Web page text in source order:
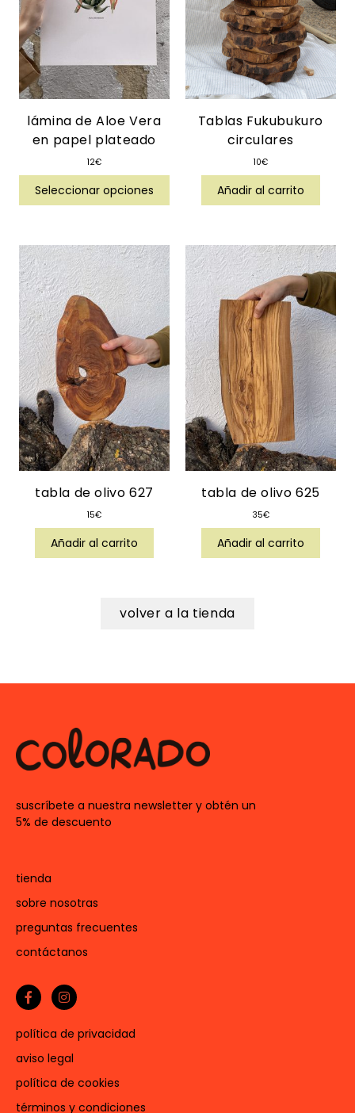
lámina de Aloe Vera
en papel plateado
12€
Seleccionar opciones
Tablas Fukubukuro
circulares
10€
Añadir al carrito
tabla de olivo 627
15€
Añadir al carrito
tabla de olivo 625
35€
Añadir al carrito
volver a la tienda
suscríbete a nuestra newsletter y obtén un
5% de descuento
tienda
sobre nosotras
preguntas frecuentes
contáctanos
política de privacidad
aviso legal
política de cookies
términos y condiciones